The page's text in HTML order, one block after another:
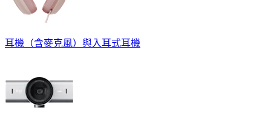
耳機（含麥克風）與入耳式耳機